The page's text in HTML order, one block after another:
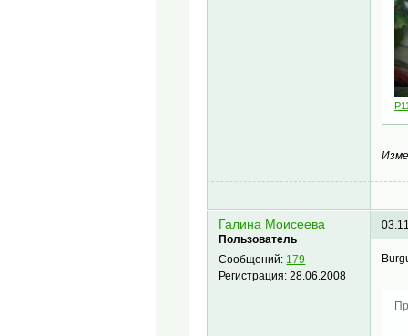
Галина Моисеева
Пользователь
Сообщений: 179
Регистрация:28.06.2008